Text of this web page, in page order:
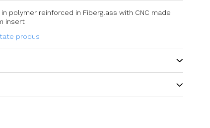
polymer reinforced in Fiberglass with CNC made
insert
produs